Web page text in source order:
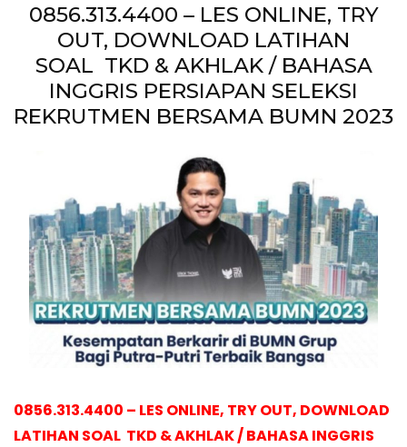
0856.313.4400 – LES ONLINE, TRY
OUT, DOWNLOAD LATIHAN
SOAL TKD & AKHLAK / BAHASA
INGGRIS PERSIAPAN SELEKSI
REKRUTMEN BERSAMA BUMN 2023
0856.313.4400 – LES ONLINE, TRY OUT, DOWNLOAD
LATIHAN SOAL TKD & AKHLAK / BAHASA INGGRIS